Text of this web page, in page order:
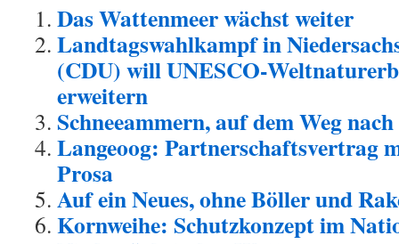
Das Wattenmeer wächst weiter
Landtagswahlkampf in
(CDU) will UNESCO-
erweitern
Schneeammern, auf dem Weg
Langeoog: Partnerschaftsvertrag
Prosa
Auf ein Neues, ohne Böller und
Kornweihe: Schutzkonzept im